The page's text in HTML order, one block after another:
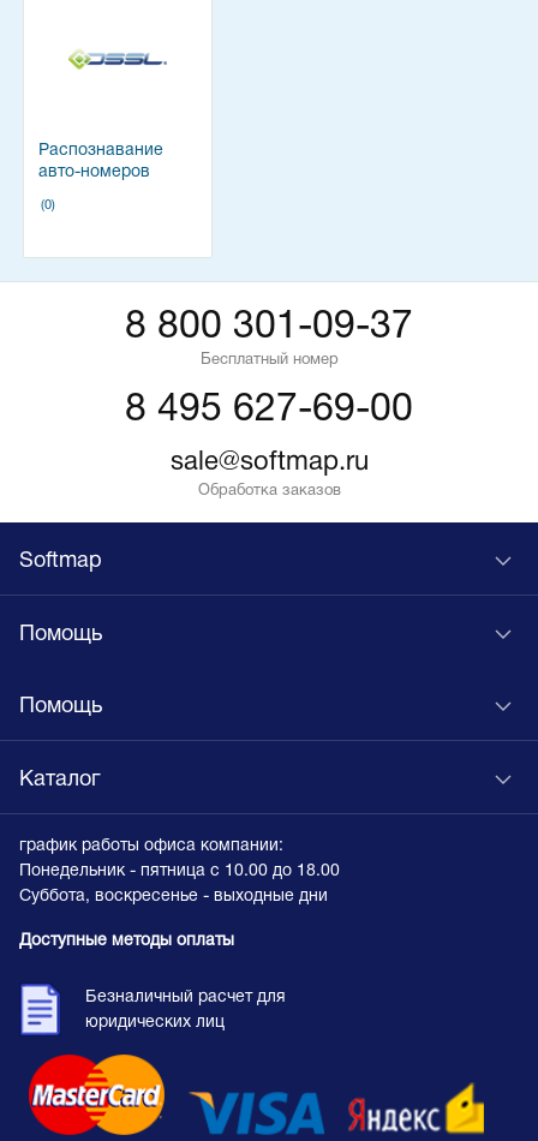
Распознавание
авто-номеров
сопутствующее ПО
(0)
8 800 301-09-37
Бесплатный номер
8 495 627-69-00
sale@softmap.ru
Обработка заказов
Softmap
Помощь
Помощь
Каталог
график работы офиса компании:
Понедельник - пятница с 10.00 до 18.00
Суббота, воскресенье - выходные дни
Доступные методы оплаты
Безналичный расчет для
юридических лиц